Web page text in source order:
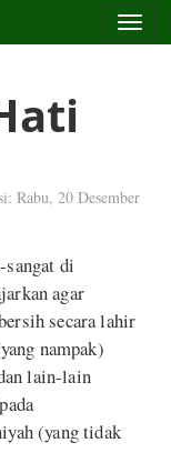
Toggle
Rabu, 20 Desember
di
agar
secara lahir
nampak)
lain-lain
(yang tidak